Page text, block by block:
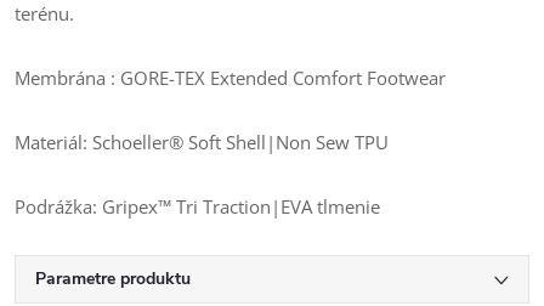
terénu.
Membrána : GORE-TEX Extended Comfort Footwear
Materiál: Schoeller® Soft Shell|Non Sew TPU
Podrážka: Gripex™ Tri Traction|EVA tlmenie
Parametre produktu